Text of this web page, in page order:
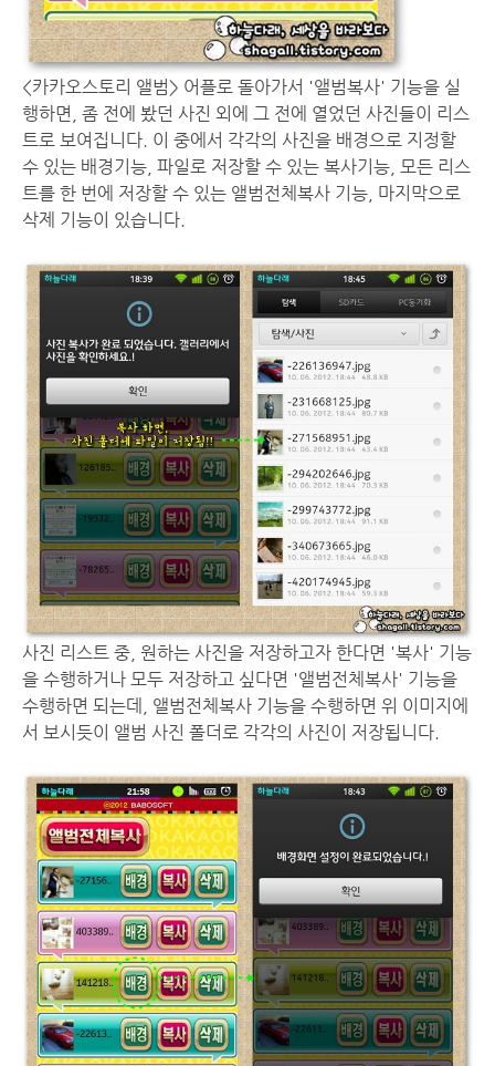
<카카오스토리 앨범> 어플로 돌아가서 '앨범복사' 기능을 실
행하면, 좀 전에 봤던 사진 외에 그 전에 열었던 사진들이 리스
트로 보여집니다. 이 중에서 각각의 사진을 배경으로 지정할
수 있는 배경기능, 파일로 저장할 수 있는 복사기능, 모든 리스
트를 한 번에 저장할 수 있는 앨범전체복사 기능, 마지막으로
삭제 기능이 있습니다.
사진 리스트 중, 원하는 사진을 저장하고자 한다면 '복사' 기능
을 수행하거나 모두 저장하고 싶다면 '앨범전체복사' 기능을
수행하면 되는데, 앨범전체복사 기능을 수행하면 위 이미지에
서 보시듯이 앨범 사진 폴더로 각각의 사진이 저장됩니다.